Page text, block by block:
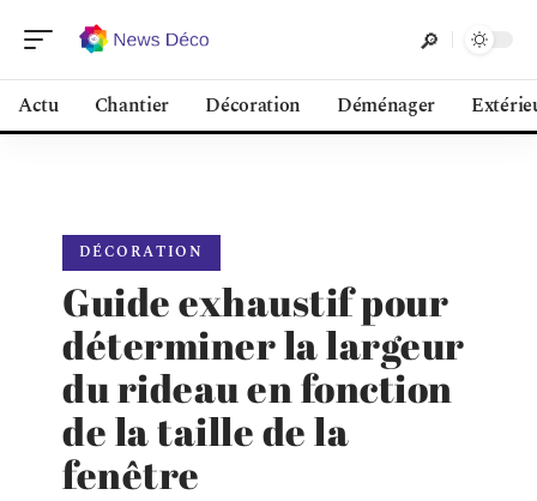
Actu Chantier Décoration Déménager
DÉCORATION
Guide exhaustif pour
déterminer la largeur
du rideau en fonction
de la taille de la
fenêtre